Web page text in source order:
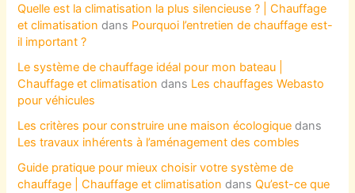
Quelle est la climatisation la plus silencieuse ? | Chauffage
et climatisation dans Pourquoi l’entretien de chauffage est-
il important ?
Le système de chauffage idéal pour mon bateau |
Chauffage et climatisation dans Les chauffages Webasto
pour véhicules
Les critères pour construire une maison écologique dans
Les travaux inhérents à l’aménagement des combles
Guide pratique pour mieux choisir votre système de
chauffage | Chauffage et climatisation dansQu’est-ce que